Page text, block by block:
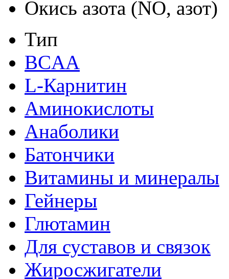
Окись азота (NO, азот)
Тип
BCAA
L-Карнитин
Аминокислоты
Анаболики
Батончики
Витамины и минералы
Гейнеры
Глютамин
Для суставов и связок
Жиросжигатели